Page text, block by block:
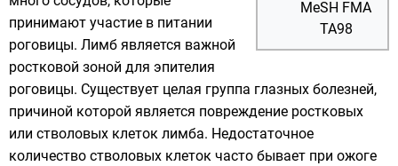
MeSH FMA
TA98
принимают участие в питании
роговицы. Лимб является важной
ростковой зоной для эпителия
роговицы. Существует целая группа глазных болезней,
причиной которой является повреждение ростковых
или стволовых клеток лимба. Недостаточное
количество стволовых клеток часто бывает при ожоге